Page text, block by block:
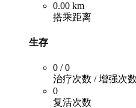
0.00 km
搭乘距离
生存
0 / 0
治疗次数 / 增强次数
0
复活次数